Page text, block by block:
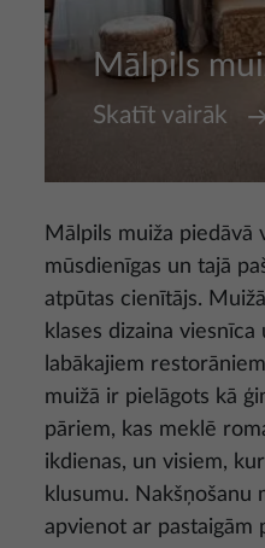
Mālpils
Skatīt vairāk
Mālpils muiža piedāvā
mūsdienīgas un tajā
atpūtas cienītājs.
klases dizaina
labākajiem
muižā ir pielāgots kā
pāriem, kas meklē
ikdienas, un visiem,
klusumu. Nakšņošanu
apvienot ar pastaigām